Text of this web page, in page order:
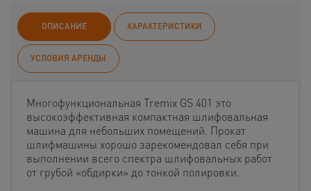
ОПИСАНИЕ ХАРАКТЕРИСТИКИ
УСЛОВИЯ АРЕНДЫ
Многофункциональная Tremix GS 401 это
высокоэффективная компактная шлифовальная
машина для небольших помещений. Прокат
шлифмашины хорошо зарекомендовал себя при
выполнении всего спектра шлифовальных работ
от грубой «обдирки» до тонкой полировки.